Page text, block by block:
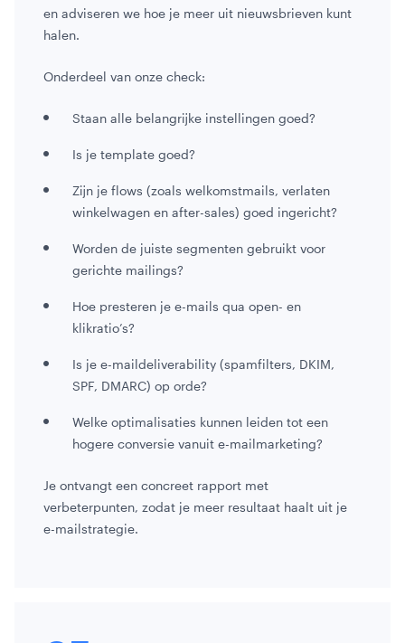
en adviseren we hoe je meer uit nieuwsbrieven kunt
halen.
Onderdeel van onze check:
Staan alle belangrijke instellingen goed?
Is je template goed?
Zijn je flows (zoals welkomstmails, verlaten
winkelwagen en after-sales) goed ingericht?
Worden de juiste segmenten gebruikt voor
gerichte mailings?
Hoe presteren je e-mails qua open- en
klikratio’s?
Is je e-maildeliverability (spamfilters, DKIM,
SPF, DMARC) op orde?
Welke optimalisaties kunnen leiden tot een
hogere conversie vanuit e-mailmarketing?
Je ontvangt een concreet rapport met
verbeterpunten, zodat je meer resultaat haalt uit je
e-mailstrategie.